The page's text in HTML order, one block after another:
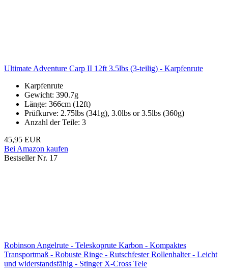
Ultimate Adventure Carp II 12ft 3.5lbs (3-teilig) - Karpfenrute
Karpfenrute
Gewicht: 390.7g
Länge: 366cm (12ft)
Prüfkurve: 2.75lbs (341g), 3.0lbs or 3.5lbs (360g)
Anzahl der Teile: 3
45,95 EUR
Bei Amazon kaufen
Bestseller Nr. 17
Robinson Angelrute - Teleskoprute Karbon - Kompaktes
Transportmaß - Robuste Ringe - Rutschfester Rollenhalter - Leicht
und widerstandsfähig - Stinger X-Cross Tele